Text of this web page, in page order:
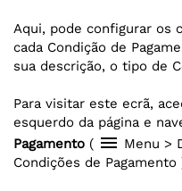
Aqui, pode configurar os
cada Condição de
sua descrição, o tipo de
Para visitar este ecrã,
esquerdo da página e
Pagamento ( menu Menu >
Condições de Pagamento